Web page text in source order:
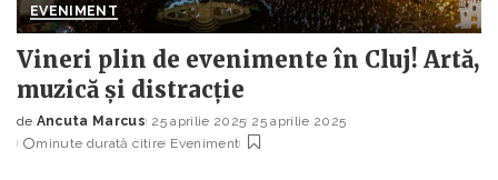
EVENIMENT
Vineri plin de evenimente în Cluj! Artă,
muzică și distracție
Posted
by
de Ancuta Marcus 25 aprilie 2025 25 aprilie 2025
minute durată citire Eveniment